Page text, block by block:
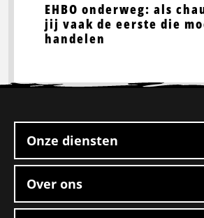
EHBO onderweg: als
jij vaak de eerste die
handelen
footer
Onze diensten
Over ons